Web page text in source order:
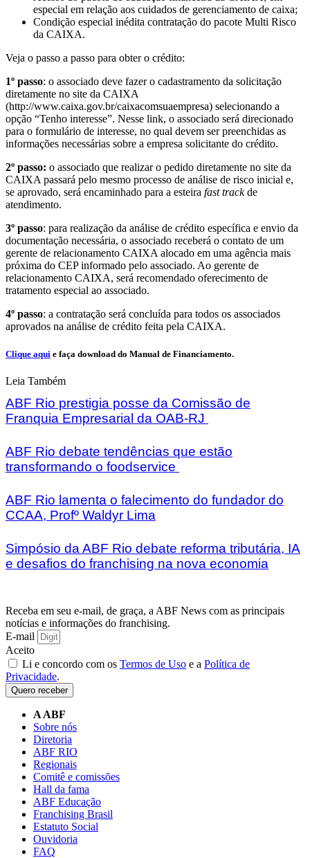
especial em relação aos cuidados de gerenciamento de caixa;
Condição especial inédita contratação do pacote Multi Risco
da CAIXA.
Veja o passo a passo para obter o crédito:
1º passo: o associado deve fazer o cadastramento da solicitação
diretamente no site da CAIXA
(http://www.caixa.gov.br/caixacomsuaempresa) selecionando a
opção “Tenho interesse”. Nesse link, o associado será direcionado
para o formulário de interesse, no qual devem ser preenchidas as
informações necessárias sobre a empresa solicitante do crédito.
2º passo: o associado que realizar o pedido diretamente no site da
CAIXA passará pelo mesmo processo de análise de risco inicial e,
se aprovado, será encaminhado para a esteira fast trackde
atendimento.
3º passo: para realização da análise de crédito específica e envio da
documentação necessária, o associado receberá o contato de um
gerente de relacionamento CAIXA alocado em uma agência mais
próxima do CEP informado pelo associado. Ao gerente de
relacionamento CAIXA, será recomendado oferecimento de
tratamento especial ao associado.
4º passo: a contratação será concluída para todos os associados
aprovados na análise de crédito feita pela CAIXA.
Clique aqui e faça download do Manual de Financiamento.
Leia Também
ABF Rio prestigia posse da Comissão de
Franquia Empresarial da OAB-RJ
ABF Rio debate tendências que estão
transformando o foodservice
ABF Rio lamenta o falecimento do fundador do
CCAA, Profº Waldyr Lima
Simpósio da ABF Rio debate reforma tributária, IA
e desafios do franchising na nova economia
Receba em seu e-mail, de graça, a ABF News com as principais
notícias e informações do franchising.
E-mail
Aceito
Li e concordo com os Termos de Uso e a Política de
Privacidade.
Quero receber
A ABF
Sobre nós
Diretoria
ABF RIO
Regionais
Comitê e comissões
Hall da fama
ABF Educação
Franchising Brasil
Estatuto Social
Ouvidoria
FAQ